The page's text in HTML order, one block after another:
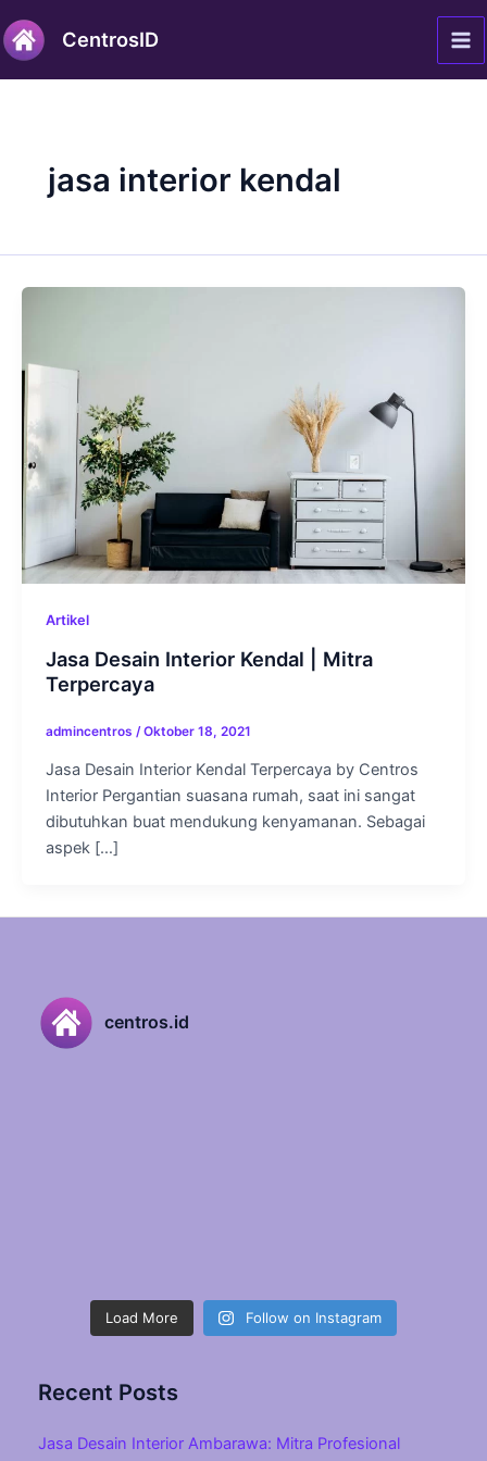
ke
konten
CentrosID
jasa interior kendal
Artikel
Jasa Desain Interior Kendal | Mitra
Terpercaya
admincentros /Oktober 18, 2021
Jasa Desain Interior Kendal Terpercaya by Centros
Interior Pergantian suasana rumah, saat ini sangat
dibutuhkan buat mendukung kenyamanan. Sebagai
aspek […]
centros.id
Load More Follow on Instagram
Recent Posts
Jasa Desain Interior Ambarawa: Mitra Profesional